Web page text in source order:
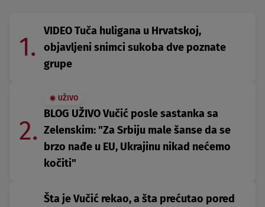
1.
VIDEO Tuča huligana u Hrvatskoj,
objavljeni snimci sukoba dve poznate
grupe
2.
UŽIVO
BLOG UŽIVO Vučić posle sastanka sa
Zelenskim: "Za Srbiju male šanse da se
brzo nađe u EU, Ukrajinu nikad nećemo
kočiti"
Šta je Vučić rekao, a šta prećutao pored